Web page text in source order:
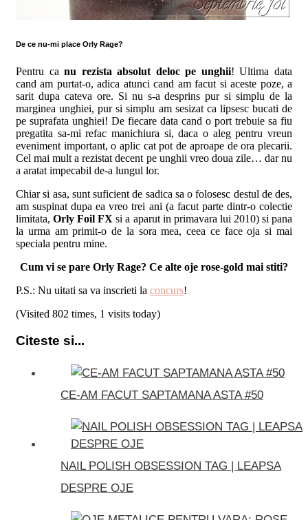
De ce nu-mi place Orly Rage?
Pentru canu rezista absolut deloc pe unghii! Ultima data
cand am purtat-o, adica atunci cand am facut si aceste poze, a
sarit dupa cateva ore. Si nu s-a desprins pur si simplu de la
marginea unghiei, pur si simplu am sesizat ca lipsesc bucati de
pe suprafata unghiei! De fiecare data cand o port trebuie sa fiu
pregatita sa-mi refac manichiura si, daca o aleg pentru vreun
eveniment important, o aplic cat pot de aproape de ora plecarii.
Cel mai mult a rezistat decent pe unghii vreo doua zile… dar nu
a aratat impecabil de-a lungul lor.
Chiar si asa, sunt suficient de sadica sa o folosesc destul de des,
am suspinat dupa ea vreo trei ani (a facut parte dintr-o colectie
limitata,Orly Foil FX si a aparut in primavara lui 2010) si pana
la urma am primit-o de la sora mea, ceea ce face oja si mai
speciala pentru mine.
Cum vi se pare Orly Rage? Ce alte oje rose-gold mai stiti?
P.S.: Nu uitati sa va inscrieti la concurs!
(Visited 802 times, 1 visits today)
Citeste si...
CE-AM FACUT SAPTAMANA ASTA #50
NAIL POLISH OBSESSION TAG | LEAPSA
DESPRE OJE